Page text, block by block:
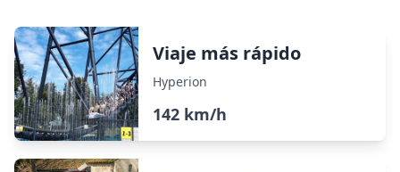
Viaje más rápido
Hyperion
142 km/h